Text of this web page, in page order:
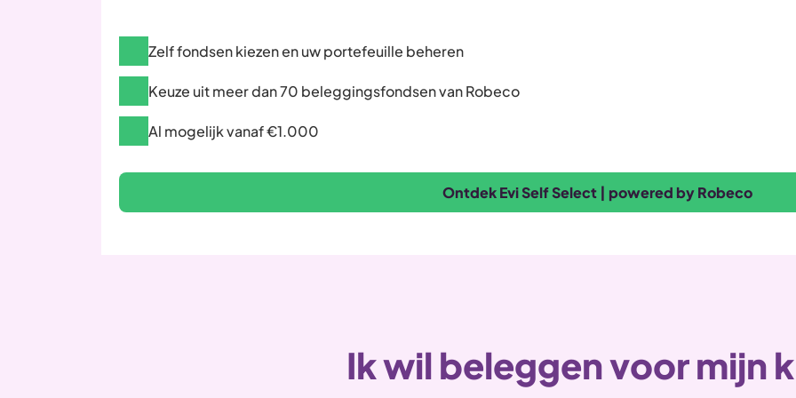
Zelf fondsen kiezen en uw portefeuille beheren
Keuze uit meer dan 70 beleggingsfondsen van Robeco
Al mogelijk vanaf €1.000
Ontdek Evi Self Select | powered by Robeco
Ik wil beleggen voor mijn